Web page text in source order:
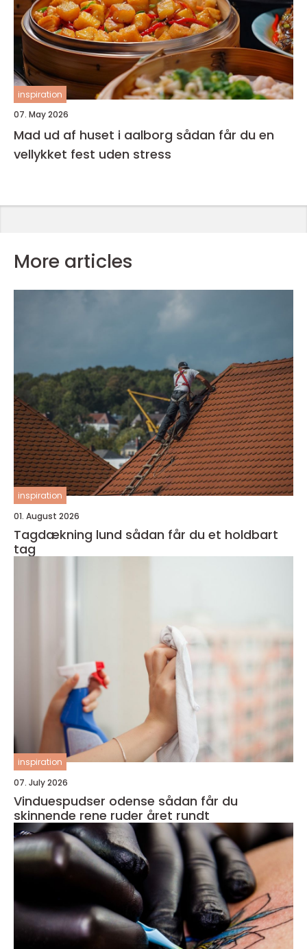
inspiration
07. May 2026
Mad ud af huset i aalborg sådan får du en
vellykket fest uden stress
More articles
inspiration
01. August 2026
Tagdækning lund sådan får du et holdbart
tag
inspiration
07. July 2026
Vinduespudser odense sådan får du
skinnende rene ruder året rundt